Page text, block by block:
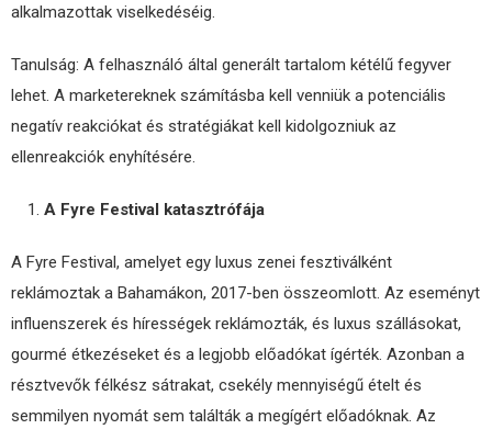
alkalmazottak viselkedéséig.
Tanulság: A felhasználó által generált tartalom kétélű fegyver
lehet. A marketereknek számításba kell venniük a potenciális
negatív reakciókat és stratégiákat kell kidolgozniuk az
ellenreakciók enyhítésére.
A Fyre Festival katasztrófája
A Fyre Festival, amelyet egy luxus zenei fesztiválként
reklámoztak a Bahamákon, 2017-ben összeomlott. Az eseményt
influenszerek és hírességek reklámozták, és luxus szállásokat,
gourmé étkezéseket és a legjobb előadókat ígérték. Azonban a
résztvevők félkész sátrakat, csekély mennyiségű ételt és
semmilyen nyomát sem találták a megígért előadóknak. Az